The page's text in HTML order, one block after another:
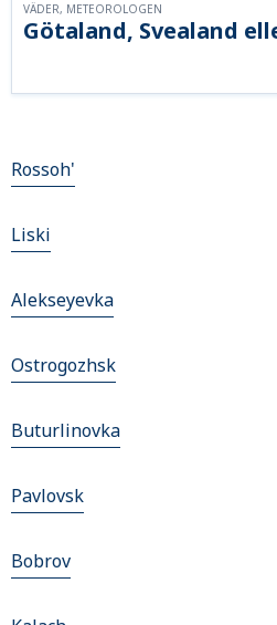
Götaland, Svealand
VÄDER, METEOROLOGEN
Rossoh'
Liski
Alekseyevka
Ostrogozhsk
Buturlinovka
Pavlovsk
Bobrov